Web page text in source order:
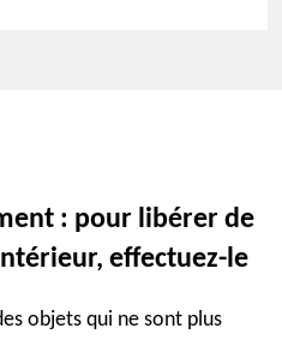
: pour libérer de
effectuez-le
objets qui ne sont plus